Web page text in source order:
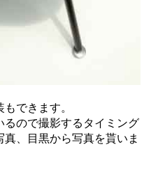
できます。
るので撮影するタイミング
、目黒から写真を貰いま